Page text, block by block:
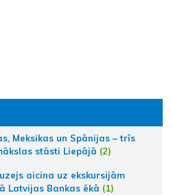
Meksikas un Spānijas – trīs
stāsti Liepājā (2)
aicina uz ekskursijām
Latvijas Bankas ēkā (1)